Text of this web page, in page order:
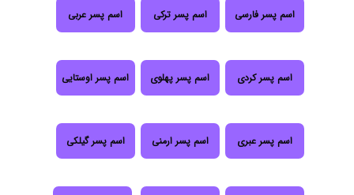
اسم پسر فارسی اسم پسر ترکی اسم پسر عربی
اسم پسر کردی اسم پسر پهلوی اسم پسر اوستایی
اسم پسر عبری اسم پسر ارمنی اسم پسر گیلکی